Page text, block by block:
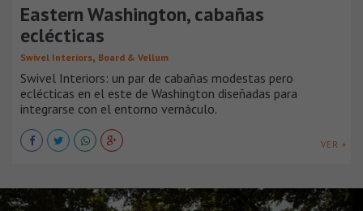
Eastern Washington, cabañas
eclécticas
Swivel Interiors, Board & Vellum
Swivel Interiors: un par de cabañas modestas pero
eclécticas en el este de Washington diseñadas para
integrarse con el entorno vernáculo.
VER +